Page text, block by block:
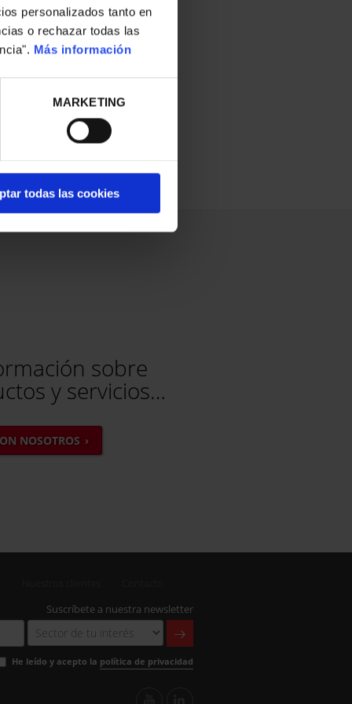
personalizados tanto en
o rechazar todas las
Más información
MARKETING
todas las cookies
sobre
y servicios…
NOSOTROS
Suscríbete a nuestra newsletter
He leído y acepto la política de privacidad